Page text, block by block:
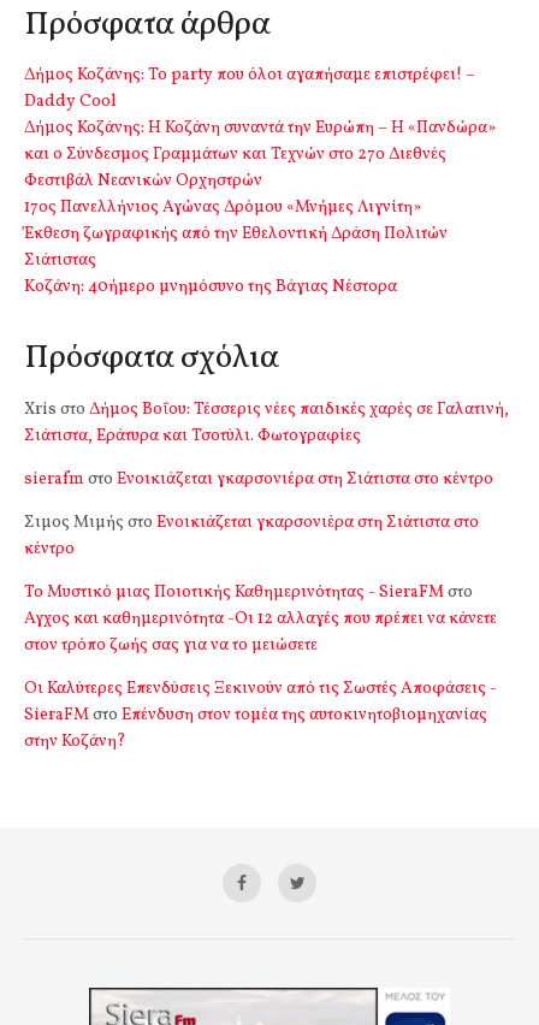
Πρόσφατα άρθρα
Δήμος Κοζάνης: Το party που όλοι αγαπήσαμε επιστρέφει! –
Daddy Cool
Δήμος Κοζάνης: Η Κοζάνη συναντά την Ευρώπη – Η «Πανδώρα»
και ο Σύνδεσμος Γραμμάτων και Τεχνών στο 27ο Διεθνές
Φεστιβάλ Νεανικών Ορχηστρών
17ος Πανελλήνιος Αγώνας Δρόμου «Μνήμες Λιγνίτη»
Έκθεση ζωγραφικής από την Εθελοντική Δράση Πολιτών
Σιάτιστας
Kοζάνη: 40ήμερο μνημόσυνο της Βάγιας Νέστορα
Πρόσφατα σχόλια
Xris στο Δήμος Βοΐου: Τέσσερις νέες παιδικές χαρές σε Γαλατινή,
Σιάτιστα, Εράτυρα και Τσοτύλι. Φωτογραφίες
sierafm στο Ενοικιάζεται γκαρσονιέρα στη Σιάτιστα στο κέντρο
Σιμος Μιμής στο Ενοικιάζεται γκαρσονιέρα στη Σιάτιστα στο
κέντρο
Το Μυστικό μιας Ποιοτικής Καθημερινότητας - SieraFMστο
Αγχος και καθημερινότητα -Οι 12 αλλαγές που πρέπει να κάνετε
στον τρόπο ζωής σας για να το μειώσετε
Οι Καλύτερες Επενδύσεις Ξεκινούν από τις Σωστές Αποφάσεις -
SieraFMστο Επένδυση στον τομέα της αυτοκινητοβιομηχανίας
στην Κοζάνη?